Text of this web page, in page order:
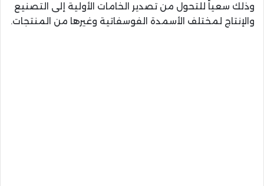
وذلك سعياً للتحول من تصدير الخامات الأولية إلى التصنيع
والإنتاج لمختلف الأسمدة الفوسفاتية وغيرها من المنتجات.